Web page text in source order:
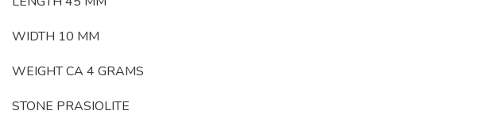
WIDTH 10 MM
WEIGHT CA 4 GRAMS
STONE PRASIOLITE